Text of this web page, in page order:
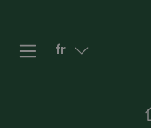
fr